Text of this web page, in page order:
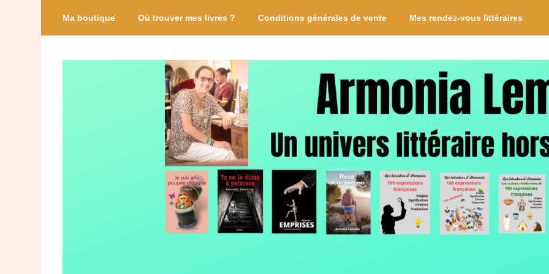
Ma boutique Où trouver mes livres ? Conditions générales de vente Mes rendez-vous littéraires